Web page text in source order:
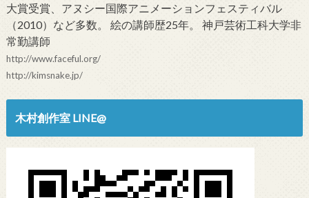
大賞受賞、アヌシー国際アニメーションフェスティバル
（2010）など多数。 絵の講師歴25年。 神戸芸術工科大学非
常勤講師
http://www.faceful.org/
http://kimsnake.jp/
木村創作室 LINE@